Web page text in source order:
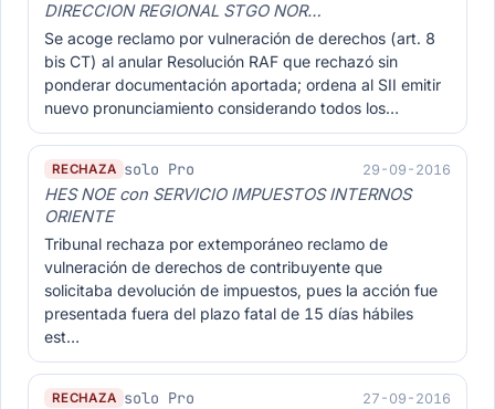
DIRECCION REGIONAL STGO NOR…
Se acoge reclamo por vulneración de derechos (art. 8
bis CT) al anular Resolución RAF que rechazó sin
ponderar documentación aportada; ordena al SII emitir
nuevo pronunciamiento considerando todos los…
RECHAZA solo Pro 29-09-2016
HES NOE con SERVICIO IMPUESTOS INTERNOS
ORIENTE
Tribunal rechaza por extemporáneo reclamo de
vulneración de derechos de contribuyente que
solicitaba devolución de impuestos, pues la acción fue
presentada fuera del plazo fatal de 15 días hábiles
est…
RECHAZA solo Pro 27-09-2016